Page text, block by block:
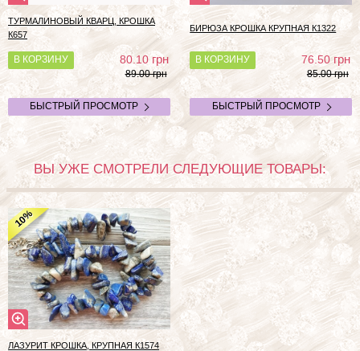
ТУРМАЛИНОВЫЙ КВАРЦ, КРОШКА
К657
В КОРЗИНУ 80.10грн
89.00 грн
БЫСТРЫЙ ПРОСМОТР
БИРЮЗА КРОШКА КРУПНАЯ К1322
В КОРЗИНУ 76.50грн
85.00 грн
БЫСТРЫЙ ПРОСМОТР
ВЫ УЖЕ СМОТРЕЛИ СЛЕДУЮЩИЕ ТОВАРЫ:
10%
ЛАЗУРИТ КРОШКА, КРУПНАЯ К1574